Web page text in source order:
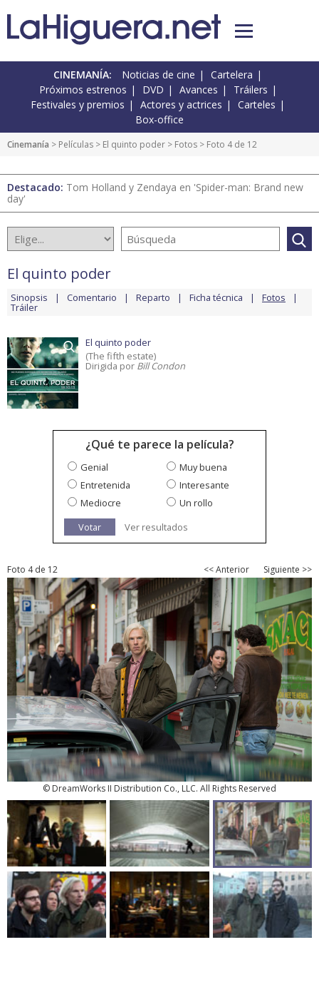
CINEMANÍA: Noticias de cine
Cartelera
Próximos estrenos
DVD Avances
Tráilers
Festivales y premios
Actores y actrices
Carteles
Box-office
Cinemanía > Películas > El quinto poder > Fotos > Foto 4 de 12
Destacado: Tom Holland y Zendaya en 'Spider-man: Brand new
day'
El quinto poder
Sinopsis Comentario Reparto Ficha técnica Fotos
Tráiler
El quinto poder
(The fifth estate)
Dirigida por Bill Condon
¿Qué te parece la película?
Genial
Muy buena
Entretenida
Interesante
Mediocre
Un rollo
Votar
Ver resultados
Foto 4 de 12 << Anterior Siguiente >>
© DreamWorks II Distribution Co., LLC. All Rights Reserved